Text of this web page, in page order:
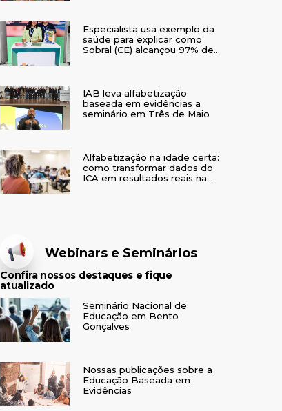
Especialista usa exemplo da
saúde para explicar como
Sobral (CE) alcançou 97% de
IAB leva alfabetização
baseada em evidências a
seminário em Três de Maio
Alfabetização na idade certa:
como transformar dados do
ICA em resultados reais na
Webinars e Seminários
Confira nossos destaques e fique
atualizado
Seminário Nacional de
Educação em Bento
Gonçalves
Nossas publicações sobre a
Educação Baseada em
Evidências